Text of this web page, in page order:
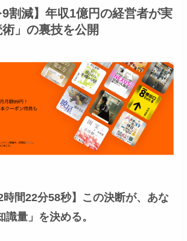
9割減】年収1億円の経営者が実
」の裏技を公開
時間22分57秒】 この決断が、あな
識量」を決める。